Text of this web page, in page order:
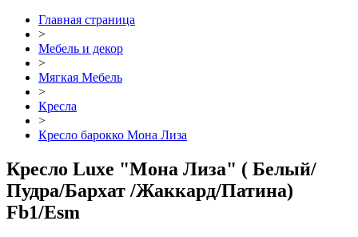
Главная страница
>
Мебель и декор
>
Мягкая Мебель
>
Кресла
>
Кресло барокко Мона Лиза
Кресло Luxe "Мона Лиза" ( Белый/
Пудра/Бархат /Жаккард/Патина)
Fb1/Esm